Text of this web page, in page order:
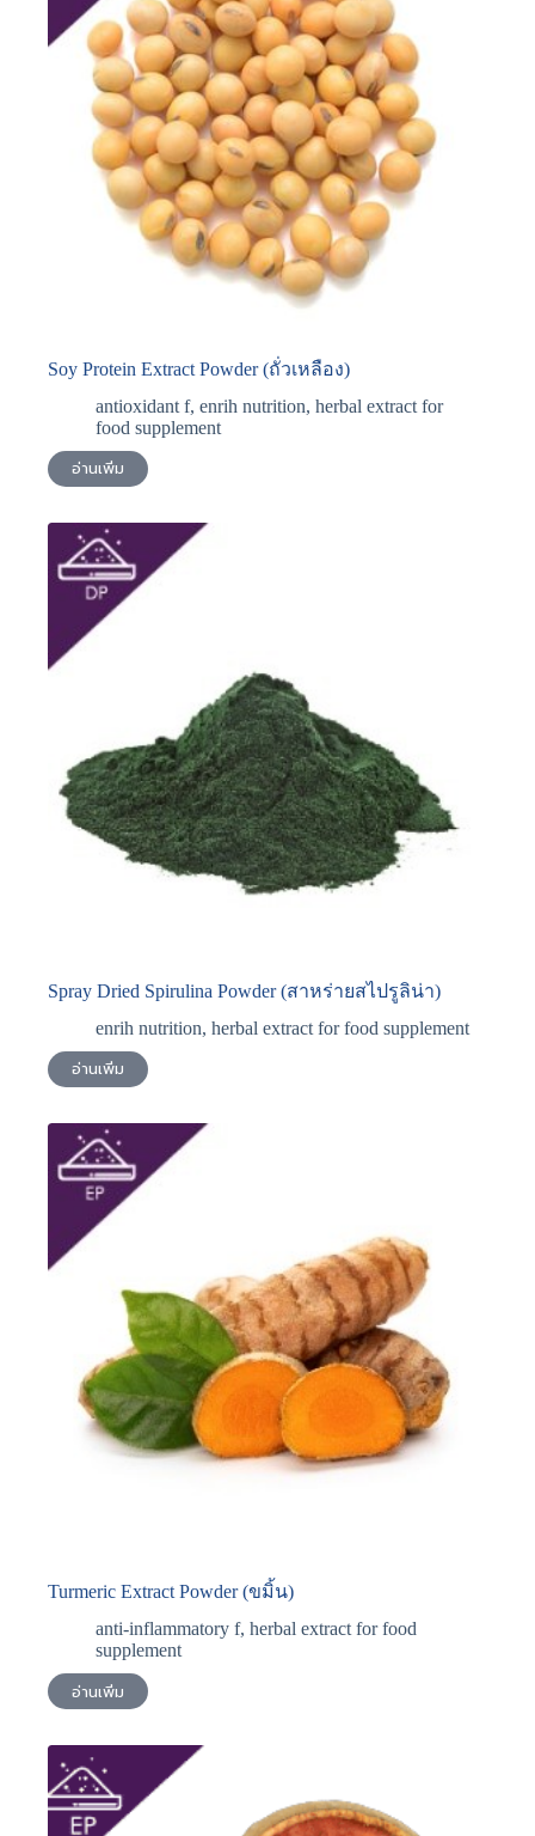
Soy Protein Extract Powder (ถั่วเหลือง)
antioxidant f, enrih nutrition, herbal extract for
food supplement
อ่านเพิ่ม
Spray Dried Spirulina Powder (สาหร่ายสไปรูลิน่า)
enrih nutrition, herbal extract for food supplement
อ่านเพิ่ม
Turmeric Extract Powder (ขมิ้น)
anti-inflammatory f, herbal extract for food
supplement
อ่านเพิ่ม